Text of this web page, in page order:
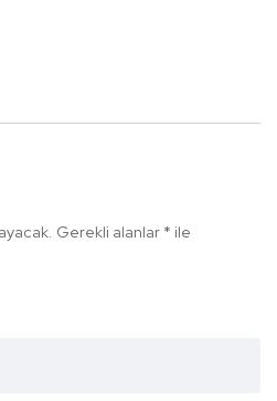
Gerekli alanlar * ile